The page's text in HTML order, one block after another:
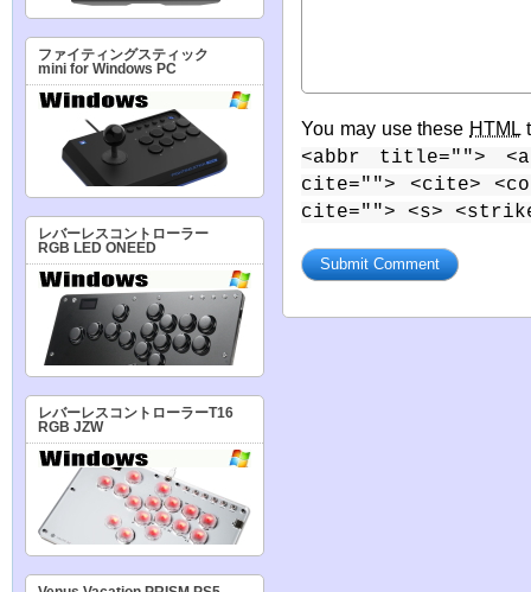
You may use these HTML
<abbr title="">
cite=""> <cite>
cite=""> <s>
ファイティングスティック
mini for Windows PC
レバーレスコントローラー
RGB LED ONEED
レバーレスコントローラーT16
RGB JZW